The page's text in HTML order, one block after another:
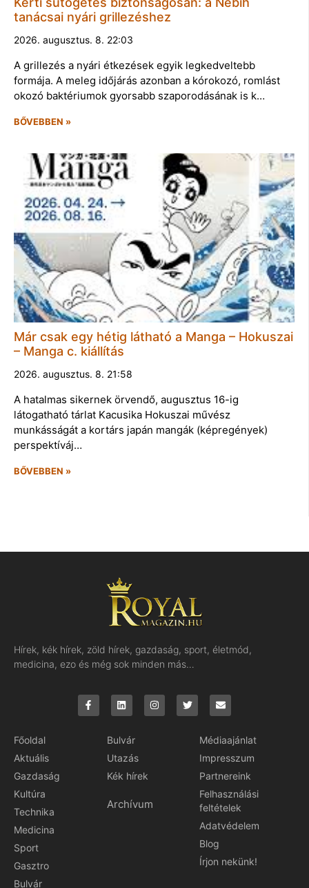
tanácsai nyári grillezéshez
2026. augusztus. 8. 22:03
A grillezés a nyári étkezések egyik legkedveltebb
formája. A meleg időjárás azonban a kórokozó, romlást
okozó baktériumok gyorsabb szaporodásának is k…
BŐVEBBEN »
Már csak egy hétig látható a Manga – Hokuszai
– Manga c. kiállítás
2026. augusztus. 8. 21:58
A hatalmas sikernek örvendő, augusztus 16-ig
látogatható tárlat Kacusika Hokuszai művész
munkásságát a kortárs japán mangák (képregények)
perspektíváj…
BŐVEBBEN »
Hírek, kék hírek, zöld hírek, gazdaság, sport, életmód,
medicina, ezo és még sok minden más…
Főoldal
Aktuális
Gazdaság
Kultúra
Technika
Medicina
Sport
Gasztro
Bulvár
Bulvár
Utazás
Kék hírek
Archívum
Médiaajánlat
Impresszum
Partnereink
Felhasználási
feltételek
Adatvédelem
Blog
Írjon nekünk!